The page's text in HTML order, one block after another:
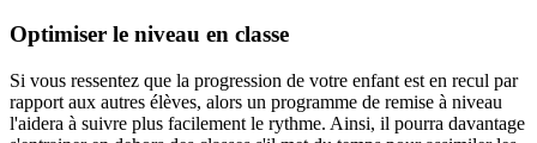
Optimiser le niveau en classe
Si vous ressentez que la progression de votre enfant est en recul par
rapport aux autres élèves, alors un programme de remise à niveau
l'aidera à suivre plus facilement le rythme. Ainsi, il pourra davantage